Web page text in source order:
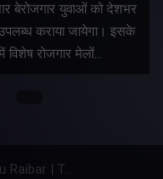
बेरोजगार युवाओं को देशभर
उपलब्ध कराया जायेगा। इसके
विशेष रोजगार मेलों…
Copyright © All rights reserved By Meru Raibar | Theme by